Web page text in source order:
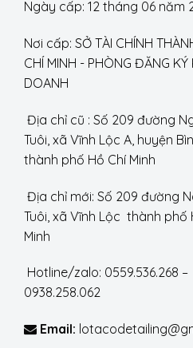
Ngày cấp: 12 tháng 06 năm
Nơi cấp: SỞ TÀI CHÍNH
CHÍ MINH - PHÒNG ĐĂNG KÝ
DOANH
Địa chỉ cũ : Số 209 đường
Tuôi, xã Vĩnh Lộc A, huyện
thành phố Hồ Chí Minh
Địa chỉ mới: Số 209 đường
Tuôi, xã Vĩnh Lộc thành phố
Minh
Hotline/zalo: 0559.536.268 –
0938.258.062
Email: